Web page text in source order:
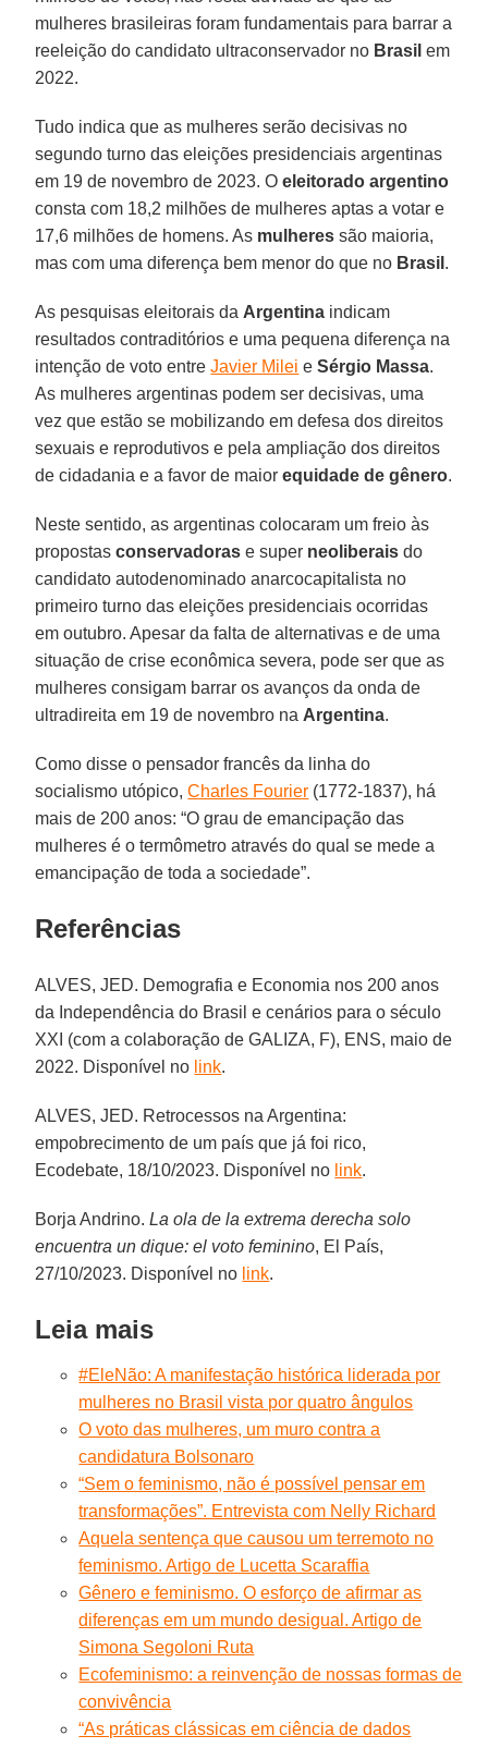
mulheres brasileiras foram fundamentais para barrar a
reeleição do candidato ultraconservador no Brasil em
2022.
Tudo indica que as mulheres serão decisivas no
segundo turno das eleições presidenciais argentinas
em 19 de novembro de 2023. Oeleitorado argentino
consta com 18,2 milhões de mulheres aptas a votar e
17,6 milhões de homens. As mulheres são maioria,
mas com uma diferença bem menor do que no Brasil .
As pesquisas eleitorais da Argentina indicam
resultados contraditórios e uma pequena diferença na
intenção de voto entreJavier Milei eSérgio Massa.
As mulheres argentinas podem ser decisivas, uma
vez que estão se mobilizando em defesa dos direitos
sexuais e reprodutivos e pela ampliação dos direitos
de cidadania e a favor de maiorequidade de gênero.
Neste sentido, as argentinas colocaram um freio às
propostasconservadoras e super neoliberais do
candidato autodenominado anarcocapitalista no
primeiro turno das eleições presidenciais ocorridas
em outubro. Apesar da falta de alternativas e de uma
situação de crise econômica severa, pode ser que as
mulheres consigam barrar os avanços da onda de
ultradireita em 19 de novembro na Argentina.
Como disse o pensador francês da linha do
socialismo utópico,Charles Fourier (1772-1837), há
mais de 200 anos: “O grau de emancipação das
mulheres é o termômetro através do qual se mede a
emancipação de toda a sociedade”.
Referências
ALVES, JED. Demografia e Economia nos 200 anos
da Independência do Brasil e cenários para o século
XXI (com a colaboração de GALIZA, F), ENS, maio de
2022. Disponível no link.
ALVES, JED. Retrocessos na Argentina:
empobrecimento de um país que já foi rico,
Ecodebate, 18/10/2023. Disponível no link.
Borja Andrino.La ola de la extrema derecha solo
encuentra un dique: el voto feminino, El País,
27/10/2023. Disponível no link.
Leia mais
#EleNão: A manifestação histórica liderada por
mulheres no Brasil vista por quatro ângulos
O voto das mulheres, um muro contra a
candidatura Bolsonaro
“Sem o feminismo, não é possível pensar em
transformações”. Entrevista com Nelly Richard
Aquela sentença que causou um terremoto no
feminismo. Artigo de Lucetta Scaraffia
Gênero e feminismo. O esforço de afirmar as
diferenças em um mundo desigual. Artigo de
Simona Segoloni Ruta
Ecofeminismo: a reinvenção de nossas formas de
convivência
“As práticas clássicas em ciência de dados